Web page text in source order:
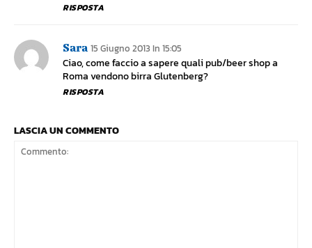
RISPOSTA
Sara 15 Giugno 2013 In 15:05
Ciao, come faccio a sapere quali pub/beer shop a
Roma vendono birra Glutenberg?
RISPOSTA
LASCIA UN COMMENTO